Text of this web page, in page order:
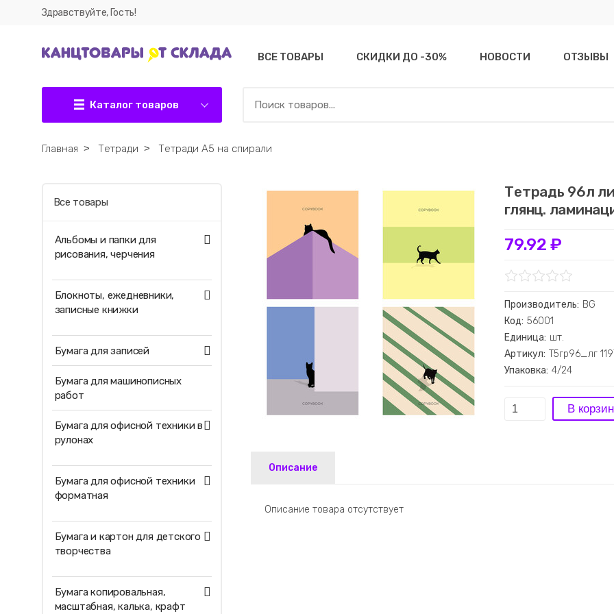
Здравствуйте, Гость!
Каталог товаров
ВСЕ ТОВАРЫ СКИДКИ ДО -30% НОВОСТИ ОТЗЫВЫ
Главная ˃ Тетради ˃ Тетради А5 на спирали
Тетрадь 96л
глянц.
79.92 ₽
Производитель: BG
Код: 56001
Единица: шт.
Артикул: Т5гр96_лг
Упаковка: 4/24
Описание
Описание товара отсутствует
Все товары
Альбомы и папки для
рисования, черчения
Блокноты, ежедневники,
записные книжки
Бумага для записей
Бумага для машинописных
работ
Бумага для офисной техники в
рулонах
Бумага для офисной техники
форматная
Бумага и картон для детского
творчества
Бумага копировальная,
масштабная, калька, крафт